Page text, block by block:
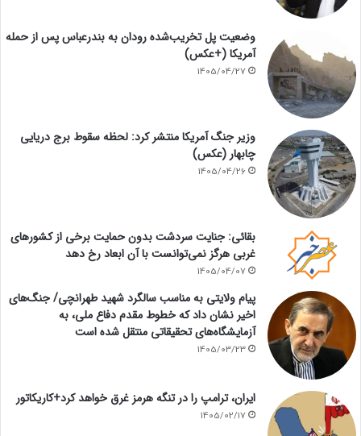
وضعیت پل تخریب‌شده رودان به بندرعباس پس از حمله
آمریکا (+عکس)
1405/04/27
وزیر جنگ آمریکا منتشر کرد: لحظه سقوط برج دریایی
چابهار (عکس)
1405/04/26
بقائی: جنایت سردشت بدون حمایت برخی از کشورهای
غربی هرگز نمی‌توانست با آن ابعاد رخ دهد
1405/04/07
پیام ولایتی به مناسب سالگرد شهید طهرانچی/ جنگ‌های
اخیر نشان داد که خطوط مقدم دفاع ملی، به
آزمایشگاه‌های تحقیقاتی منتقل شده است
1405/03/23
ایران، ترامپ را در تنگه هرمز غرق خواهد کرد+کاریکاتور
1405/02/17